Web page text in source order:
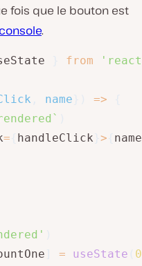
fois que le bouton est
.
from
name =>
`
= handleClick >
name
= useState
0